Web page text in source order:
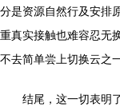
分是资源自然行及安排
重真实接触也难容忍无
不去简单尝上切换云之
结尾，这一切表明